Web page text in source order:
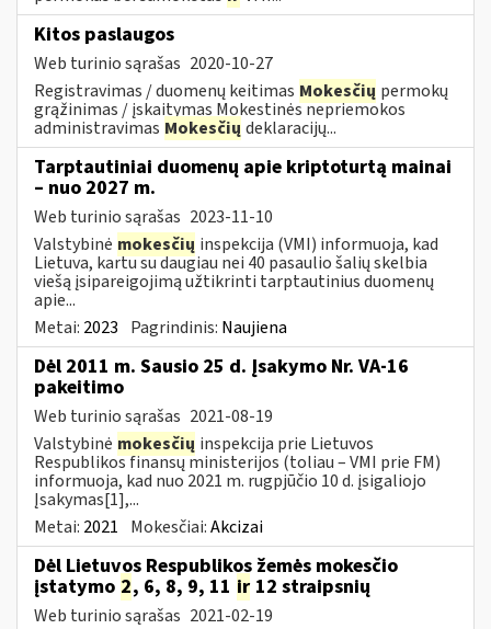
Kitos paslaugos
Web turinio sąrašas 2020-10-27
Registravimas / duomenų keitimas Mokesčių permokų
grąžinimas / įskaitymas Mokestinės nepriemokos
administravimas Mokesčių deklaracijų...
Tarptautiniai duomenų apie kriptoturtą mainai
– nuo 2027 m.
Web turinio sąrašas 2023-11-10
Valstybinė mokesčių inspekcija (VMI) informuoja, kad
Lietuva, kartu su daugiau nei 40 pasaulio šalių skelbia
viešą įsipareigojimą užtikrinti tarptautinius duomenų
apie...
Metai: 2023 Pagrindinis: Naujiena
Dėl 2011 m. Sausio 25 d. Įsakymo Nr. VA-16
pakeitimo
Web turinio sąrašas 2021-08-19
Valstybinė mokesčių inspekcija prie Lietuvos
Respublikos finansų ministerijos (toliau – VMI prie FM)
informuoja, kad nuo 2021 m. rugpjūčio 10 d. įsigaliojo
Įsakymas[1],...
Metai: 2021 Mokesčiai:Akcizai
Dėl Lietuvos Respublikos žemės mokesčio
įstatymo 2, 6, 8, 9, 11 ir 12 straipsnių
Web turinio sąrašas 2021-02-19